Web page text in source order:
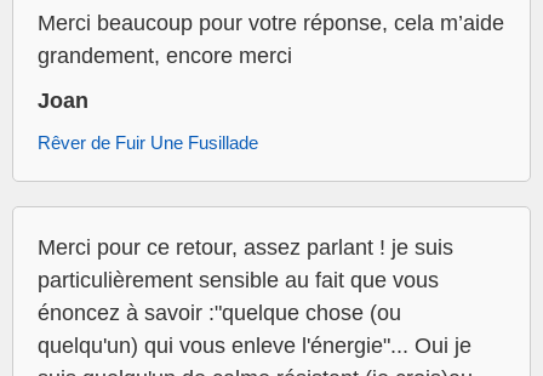
Merci beaucoup pour votre réponse, cela m’aide
grandement, encore merci
Joan
Rêver de Fuir Une Fusillade
Merci pour ce retour, assez parlant ! je suis
particulièrement sensible au fait que vous
énoncez à savoir :"quelque chose (ou
quelqu'un) qui vous enleve l'énergie"... Oui je